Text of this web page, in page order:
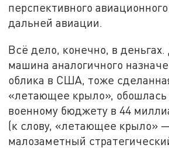
перспективного
дальней авиации.
Всё дело, конечно, в
машина аналогичного
облика в США, тоже
«летающее крыло», обошлась
военному бюджету в 44
(к слову, «летающее крыло»
малозаметный